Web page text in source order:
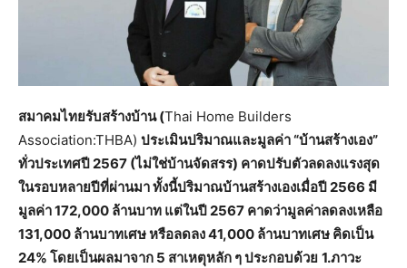
สมาคมไทยรับสร้างบ้าน (Thai Home Builders
Association:THBA) ประเมินปริมาณและมูลค่า “บ้านสร้างเอง”
ทั่วประเทศปี 2567 (ไม่ใช่บ้านจัดสรร) คาดปรับตัวลดลงแรงสุด
ในรอบหลายปีที่ผ่านมา ทั้งนี้ปริมาณบ้านสร้างเองเมื่อปี 2566 มี
มูลค่า 172,000 ล้านบาท แต่ในปี 2567 คาดว่ามูลค่าลดลงเหลือ
131,000 ล้านบาทเศษ หรือลดลง 41,000 ล้านบาทเศษ คิดเป็น
24% โดยเป็นผลมาจาก 5 สาเหตุหลัก ๆ ประกอบด้วย 1.ภาวะ